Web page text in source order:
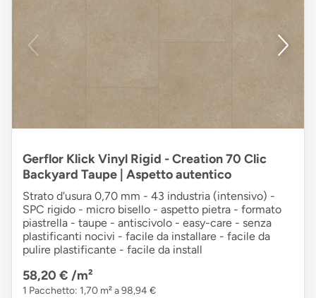
Gerflor Klick Vinyl Rigid - Creation 70 Clic
Backyard Taupe | Aspetto autentico
Strato d'usura 0,70 mm - 43 industria (intensivo) -
SPC rigido - micro bisello - aspetto pietra - formato
piastrella - taupe - antiscivolo - easy-care - senza
plastificanti nocivi - facile da installare - facile da
pulire plastificante - facile da install
58,20 € /m²
1 Pacchetto: 1,70 m² a 98,94 €